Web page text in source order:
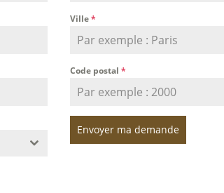
Ville*
Code postal *
Envoyer ma demande